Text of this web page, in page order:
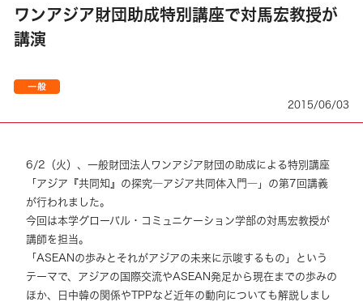
ワンアジア財団助成特別講座で対馬宏教授が
講演
2015/06/03
6/2（火）、一般財団法人ワンアジア財団の助成による特別講座
「アジア『共同知』の探究―アジア共同体入門―」の第7回講義
が行われました。
今回は本学グローバル・コミュニケーション学部の対馬宏教授が
講師を担当。
「ASEANの歩みとそれがアジアの未来に示唆するもの」という
テーマで、アジアの国際交流やASEAN発足から現在までの歩みの
ほか、日中韓の関係やTPPなど近年の動向についても解説しまし